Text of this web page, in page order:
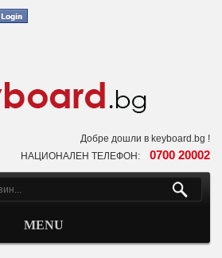
Добре дошли в keyboard.bg !
НАЦИОНАЛЕН ТЕЛЕФОН: 0700 20002
MENU